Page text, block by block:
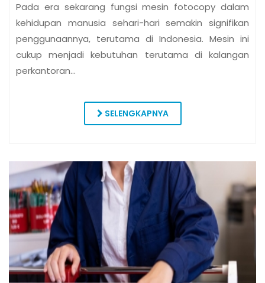
Pada era sekarang fungsi mesin fotocopy dalam
kehidupan manusia sehari-hari semakin signifikan
penggunaannya, terutama di Indonesia. Mesin ini
cukup menjadi kebutuhan terutama di kalangan
perkantoran…
SELENGKAPNYA